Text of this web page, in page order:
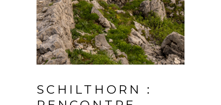
SCHILTHORN :